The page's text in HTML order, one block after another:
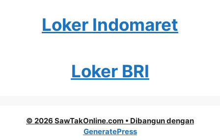
Loker Indomaret
Loker BRI
© 2026 SawTakOnline.com • Dibangun dengan
GeneratePress